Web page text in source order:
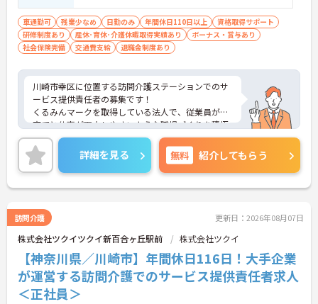
車通勤可 残業少なめ 日勤のみ 年間休日110日以上
資格取得サポート
研修制度あり
産休･育休･介護休暇取得実績あり
ボーナス・賞与あり
社会保険完備
交通費支給 退職金制度あり
川崎市幸区に位置する訪問介護ステーションでのサ
ービス提供責任者の募集です！
くるみんマークを取得している法人で、従業員が子
育てと仕事が両立しやすいような職場づくりを積極
的に行っています。
ご興味ある方には、面接対策ポイントなど、さらに
詳細をお話しいたしますのでお気軽にご相談くださ
い！
詳細を見る 無料 紹介してもらう
訪問介護 更新日：2026年08月07日
株式会社ツクイツクイ新百合ヶ丘駅前 株式会社ツクイ
【神奈川県／川崎市】年間休日116日！大手企業
が運営する訪問介護でのサービス提供責任者求人
＜正社員＞